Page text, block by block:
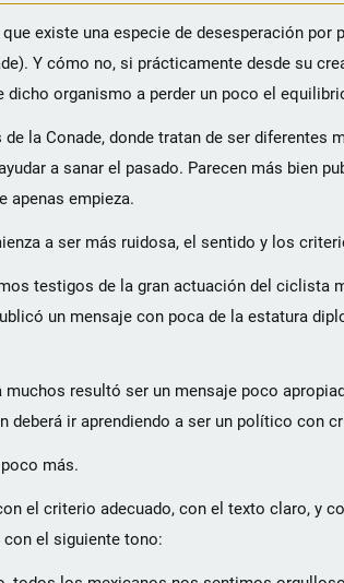
existe una especie de desesperación
Y cómo no, si prácticamente desde su
dicho organismo a perder un poco el
la Conade, donde tratan de ser
a sanar el pasado. Parecen más bien
apenas empieza.
a ser más ruidosa, el sentido y los
testigos de la gran actuación del ciclista
un mensaje con poca de la estatura
muchos resultó ser un mensaje poco
deberá ir aprendiendo a ser un político con
más.
el criterio adecuado, con el texto claro, y
el siguiente tono: